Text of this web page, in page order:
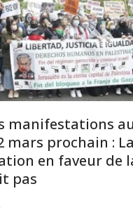
manifestations
mars prochain : La
en faveur de
pas